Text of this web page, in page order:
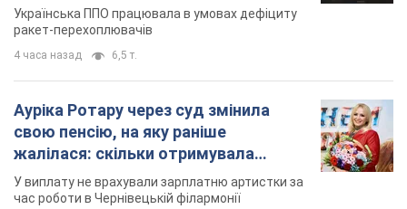
Українська ППО працювала в умовах дефіциту
ракет-перехоплювачів
4 часа назад 6,5 т.
Ауріка Ротару через суд змінила
свою пенсію, на яку раніше
жалілася: скільки отримувала
співачка
У виплату не врахували зарплатню артистки за
час роботи в Чернівецькій філармонії